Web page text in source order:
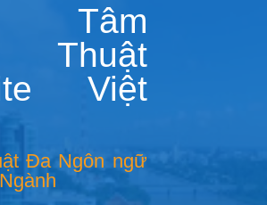
Tâm
Thuật
Việt
Đa Ngôn ngữ